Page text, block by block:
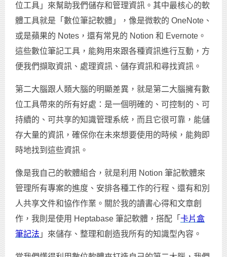
位工具」來幫助我們儲存和管理資訊。其中最核心的軟
體工具就是「數位筆記軟體」，像是微軟的 OneNote、
或是蘋果的 Notes，還有常見的 Notion 和 Evernote。
這些數位筆記工具，能夠用來跟各種資訊進行互動，方
便我們擷取資訊、處理資訊、儲存資訊和尋找資訊。
第二大腦跟人類大腦的明顯差異，就是第二大腦擁有數
位工具帶來的所有好處：是一個明確的、可控制的、可
持續的、可共享的知識管理系統，而且它很可靠，能儲
存大量的資訊，確保你在未來想要使用的時候，能夠即
時地找到這些資訊。
像是我自己的軟體組合，就是利用 Notion 筆記軟體來
管理所有專案的進度、安排各種工作的行程、還有和別
人共享文件和協作作業。關於我的讀書心得和文章創
作，我則是使用 Heptabase 筆記軟體，搭配「 卡片盒
筆記法 」來儲存、整理和創造我所有的知識型內容。